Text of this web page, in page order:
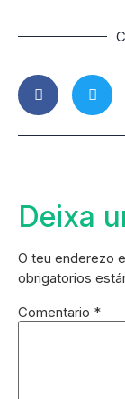
Deixa
O teu enderezo
obrigatorios
Comentario *